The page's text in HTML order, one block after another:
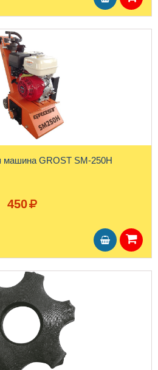
машина GROST SM-250Н
450